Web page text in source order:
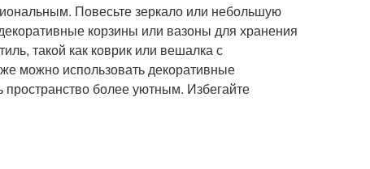
Повесьте зеркало или небольшую
корзины или вазоны для хранения
такой как коврик или вешалка с
можно использовать декоративные
более уютным. Избегайте